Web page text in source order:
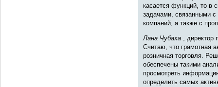
касается функций, то в
задачами, связанными с
компаний, а также с
Лана Чубаха , директор
Считаю, что грамотная
розничная торговля.
обеспечены такими
просмотреть
определить самых